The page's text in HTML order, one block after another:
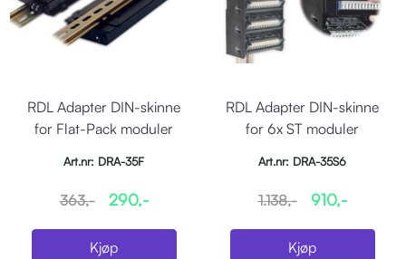
RDL Adapter DIN-skinne
for Flat-Pack moduler
Art.nr: DRA-35F
363,- 290,-
Kjøp
RDL Adapter DIN-skinne
for 6x ST moduler
Art.nr: DRA-35S6
1.138,- 910,-
Kjøp